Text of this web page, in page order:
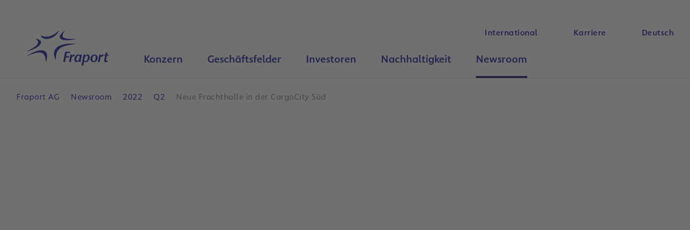
Startseite
International Karriere Deutsch
Konzern Geschäftsfelder Investoren Nachhaltigkeit Newsroom
Fraport AG Newsroom 2022 Q2 Neue Frachthalle in der CargoCity Süd